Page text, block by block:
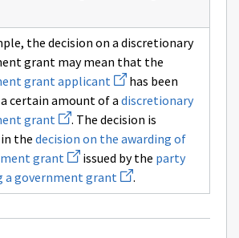
the decision on a discretionary
grant may mean that the
grant applicant Avaa
uuden
ikkunan
sivulle
government
grant
applicant
has been
certain amount of a discretionary
grant Avaa
uuden
ikkunan
sivulle
discretionary
government
grant
. The decision is
the decision on the awarding of
grant Avaa
uuden
ikkunan
sivulle
on
issued by the party
a government grant Avaa
uuden
ikkunan
.